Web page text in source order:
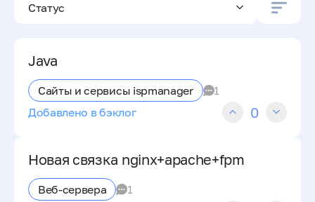
Статус
Java
Сайты и сервисы ispmanager
1
Добавлено в бэклог
0
Новая связка nginx+apache+fpm
Веб-сервера
1